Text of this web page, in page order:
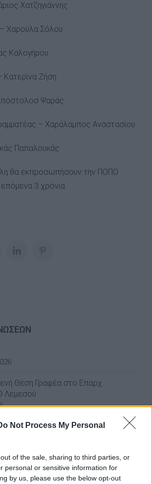
Not Process My Personal
of the sale, sharing to third parties, or
personal or sensitive information for
by us, please use the below opt-out
Χατζηγιάννης
Χαρούλα Σόλου
Καλογήρου
Κατερίνα Ζήση
Ψαράς
– Χαράλαμπος Αναστασίου
Παπαλουκάς
θα εκπροσωπήσουν την ΠΟΠΟ
3 χρόνια.
Θέση Γραφέα στο Επαρχ.
Λεμεσού
ΤΕΛΕΙΟΦΟΙΤΩΝ ΜΑΘΗΤΩΝ
ΣΚΥΒΑΛΩΝ ΓΙΑ ΤΟ 2026